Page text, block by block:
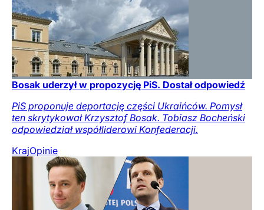
Bosak uderzył w propozycję PiS. Dostał odpowiedź
PiS proponuje deportację części Ukraińców. Pomysł
ten skrytykował Krzysztof Bosak. Tobiasz Bocheński
odpowiedział współliderowi Konfederacji.
KrajOpinie